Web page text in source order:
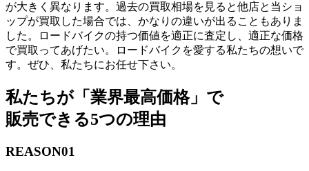
が大きく異なります。過去の買取相場を見ると他店と当ショ
ップが買取した場合では、かなりの違いが出ることもありま
した。ロードバイクの持つ価値を適正に査定し、適正な価格
で買取ってあげたい。ロードバイクを愛する私たちの想いで
す。ぜひ、私たちにお任せ下さい。
私たちが「業界最高価格」で
販売できる5つの理由
REASON01